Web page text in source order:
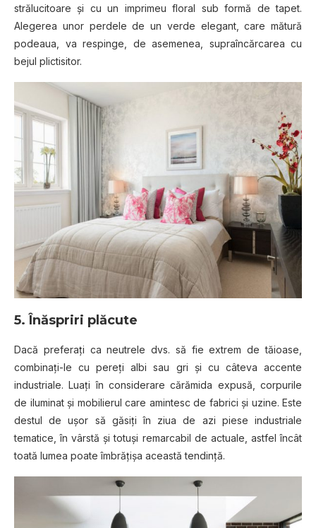
strălucitoare și cu un imprimeu floral sub formă de tapet.
Alegerea unor perdele de un verde elegant, care mătură
podeaua, va respinge, de asemenea, supraîncărcarea cu
bejul plictisitor.
5. Înăspriri plăcute
Dacă preferați ca neutrele dvs. să fie extrem de tăioase,
combinați-le cu pereți albi sau gri și cu câteva accente
industriale. Luați în considerare cărămida expusă, corpurile
de iluminat și mobilierul care amintesc de fabrici și uzine. Este
destul de ușor să găsiți în ziua de azi piese industriale
tematice, în vârstă și totuși remarcabil de actuale, astfel încât
toată lumea poate îmbrățișa această tendință.